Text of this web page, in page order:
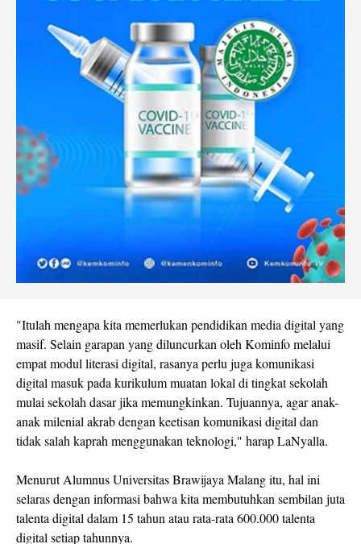
"Itulah mengapa kita memerlukan pendidikan media digital yang
masif. Selain garapan yang diluncurkan oleh Kominfo melalui
empat modul literasi digital, rasanya perlu juga komunikasi
digital masuk pada kurikulum muatan lokal di tingkat sekolah
mulai sekolah dasar jika memungkinkan. Tujuannya, agar anak-
anak milenial akrab dengan keetisan komunikasi digital dan
tidak salah kaprah menggunakan teknologi," harap LaNyalla.
Menurut Alumnus Universitas Brawijaya Malang itu, hal ini
selaras dengan informasi bahwa kita membutuhkan sembilan juta
talenta digital dalam 15 tahun atau rata-rata 600.000 talenta
digital setiap tahunnya.